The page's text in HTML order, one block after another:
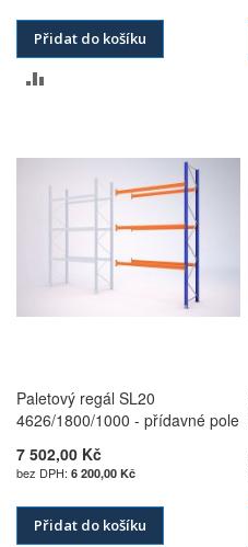
Přidat do košíku
POROVNÁNÍ
Paletový regál SL20
4626/1800/1000 - přídavné pole
7 502,00 Kč
6 200,00 Kč
Přidat do košíku